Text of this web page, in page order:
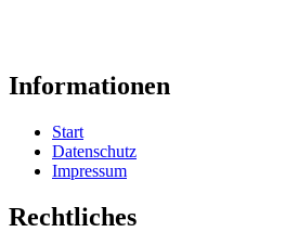
Informationen
Start
Datenschutz
Impressum
Rechtliches